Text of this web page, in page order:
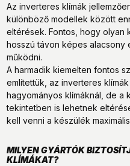
Az inverteres klímák
különböző modellek között
eltérések. Fontos, hogy olyan
hosszú távon képes alacsony
működni.
A harmadik kiemelten fontos
említettük, az inverteres
hagyományos klímáknál, de
tekintetben is lehetnek
kell venni a készülék
MILYEN GYÁRTÓK
KLÍMÁKAT?